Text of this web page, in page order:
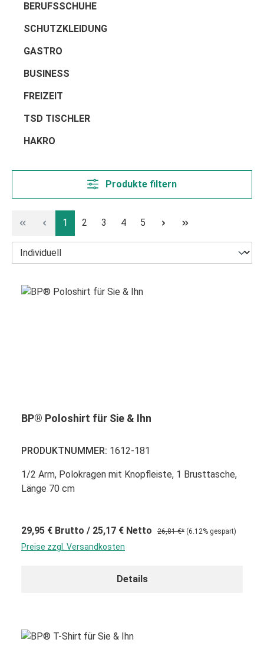
BERUFSSCHUHE
SCHUTZKLEIDUNG
GASTRO
BUSINESS
FREIZEIT
TSD TISCHLER
HAKRO
Produkte filtern
Seite
1 Seite
2 Seite
3 Seite
4 Seite
5
BP® Poloshirt für Sie & Ihn
PRODUKTNUMMER: 1612-181
1/2 Arm, Polokragen mit Knopfleiste, 1 Brusttasche,
Länge 70 cm
29,95 € Brutto / 25,17 € Netto 26,81 €* (6.12% gespart)
Preise zzgl. Versandkosten
Details